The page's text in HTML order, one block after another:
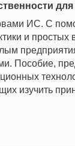
ИС. С
и простых
Пособие,
изучить